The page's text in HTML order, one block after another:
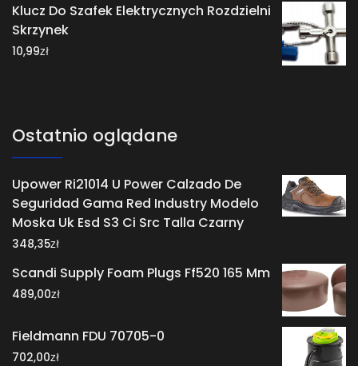
Klucz Do Szafek Elektrycznych Rozdzielni
Skrzynek
10,99zł
Ostatnio oglądane
Upower Ri21014 U Power Calzado De
Seguridad Gama Red Industry Modelo
Moska Uk Esd S3 Ci Src Talla Czarny
348,35zł
Scandi Supply Foam Plugs Ff520 165 Mm
489,00zł
Fieldmann FDU 70705-0
702,00zł